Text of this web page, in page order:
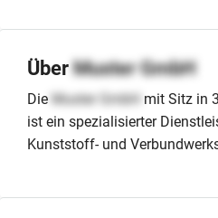
ÜberMuster GmbH
Die Muster GmbH mit Sitz in
ist ein spezialisierter
Kunststoff- und